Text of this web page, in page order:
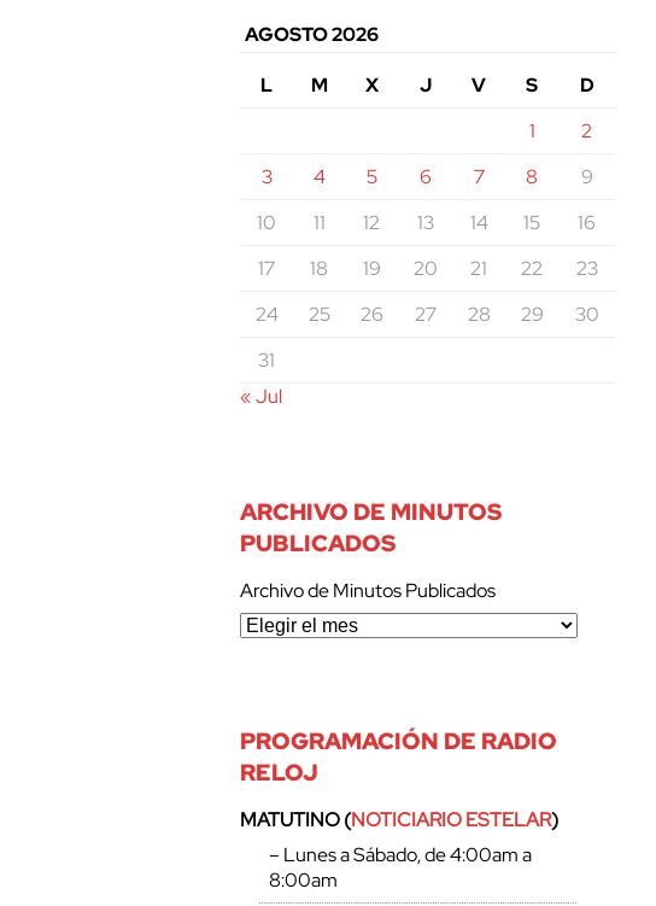
AGOSTO 2026
L
M X J V S
D
1
2
3
4 5 6 7 8
9
10
11 12 13 14 15
16
17
18 19 20 21 22
23
24
25 26 27 28 29
30
31
« Jul
ARCHIVO DE MINUTOS
PUBLICADOS
Archivo de Minutos Publicados
PROGRAMACIÓN DE RADIO
RELOJ
MATUTINO (NOTICIARIO ESTELAR)
– Lunes a Sábado, de 4:00am a
8:00am